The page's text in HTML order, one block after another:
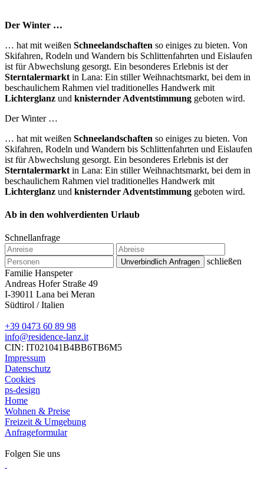
Der Winter …
… hat mit weißen Schneelandschaften so einiges zu bieten. Von
Skifahren, Rodeln und Wandern bis Schlittenfahrten und Eislaufen
ist für Abwechslung gesorgt. Ein besonderes Erlebnis ist der
Sterntalermarkt in Lana: Ein stiller Weihnachtsmarkt, bei dem in
beschaulichem Rahmen viel traditionelles Handwerk mit
Lichterglanz und knisternder Adventstimmung geboten wird.
Der Winter …
… hat mit weißen Schneelandschaften so einiges zu bieten. Von
Skifahren, Rodeln und Wandern bis Schlittenfahrten und Eislaufen
ist für Abwechslung gesorgt. Ein besonderes Erlebnis ist der
Sterntalermarkt in Lana: Ein stiller Weihnachtsmarkt, bei dem in
beschaulichem Rahmen viel traditionelles Handwerk mit
Lichterglanz und knisternder Adventstimmung geboten wird.
Ab in den wohlverdienten Urlaub
Schnellanfrage
schließen
Familie Hanspeter
Andreas Hofer Straße 49
I-39011 Lana bei Meran
Südtirol / Italien
+39 0473 60 89 98
info@residence-lanz.it
CIN: IT021041B4BB6TB6M5
Impressum
Datenschutz
Cookies
ps-design
Home
Wohnen & Preise
Freizeit & Umgebung
Anfrageformular
Folgen Sie uns